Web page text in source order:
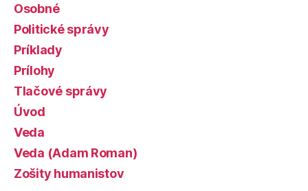
Osobné
Politické správy
Príklady
Prílohy
Tlačové správy
Úvod
Veda
Veda (Adam Roman)
Zošity humanistov